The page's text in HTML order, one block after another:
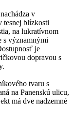
v
tesnej blízkosti
na lukratívnom
s významnými
je
dopravou s
tvaru s
na Panenskú ulicu,
má dve nadzemné